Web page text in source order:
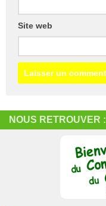
Site web
NOUS RETROUVER :